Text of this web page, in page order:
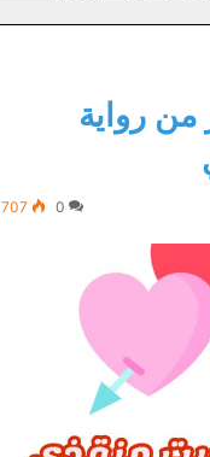
من رواية
0
707